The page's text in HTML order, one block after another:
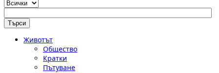
Животът
Общество
Кратки
Пътуване